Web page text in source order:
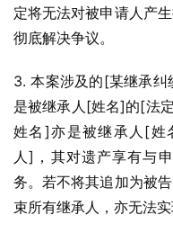
定将无法对被申请人产
彻底解决争议。
3. 本案涉及的[某继承
是被继承人[姓名]的[法
姓名]亦是被继承人[
人]，其对遗产享有与
务。若不将其追加为被
束所有继承人，亦无法